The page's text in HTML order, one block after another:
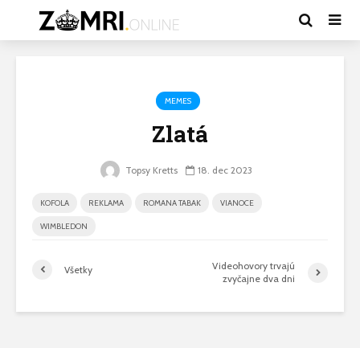
MEMES
Zlatá
Topsy Kretts 18. dec 2023
KOFOLA REKLAMA ROMANA TABAK VIANOCE
WIMBLEDON
Všetky
Videohovory trvajú
zvyčajne dva dni